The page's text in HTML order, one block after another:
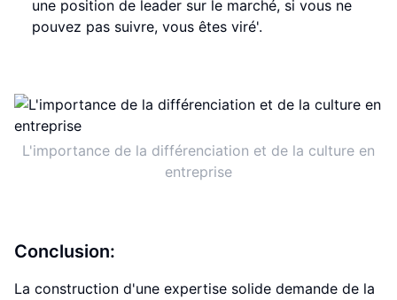
une position de leader sur le marché, si vous ne
pouvez pas suivre, vous êtes viré'.
L'importance de la différenciation et de la culture en
entreprise
Conclusion:
La construction d'une expertise solide demande de la